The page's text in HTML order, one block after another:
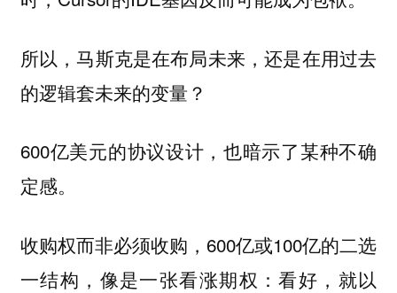
所以，马斯克是在布局未来，还是在用过去
的逻辑套未来的变量？
600亿美元的协议设计，也暗示了某种不确
定感。
收购权而非必须收购，600亿或100亿的二选
一结构，像是一张看涨期权：看好，就以